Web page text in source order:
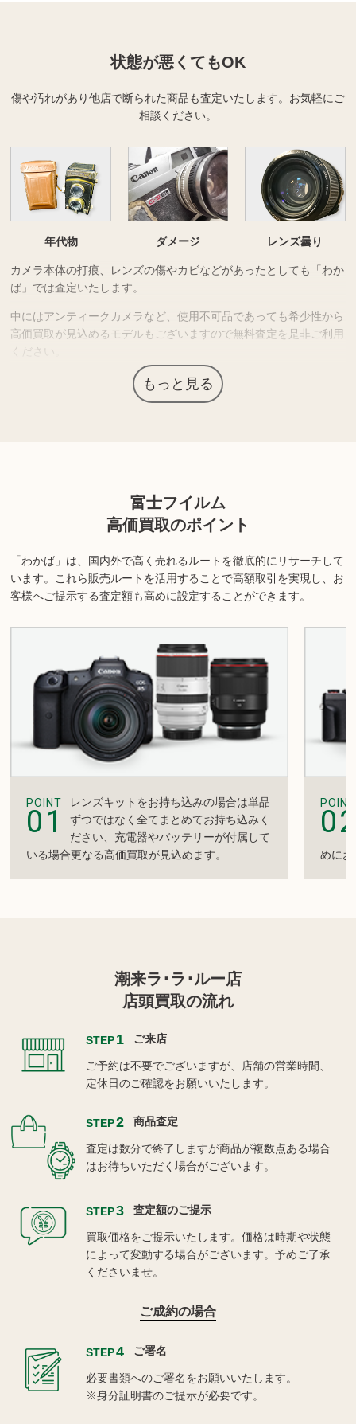
状態が悪くてもOK
傷や汚れがあり他店で断られた商品も査定いたします。 お気軽にご
相談ください。
年代物 ダメージ レンズ曇り
カメラ本体の打痕、レンズの傷やカビなどがあったとしても「わか
ば」では査定いたします。
中にはアンティークカメラなど、使用不可品であっても希少性から
高価買取が見込めるモデルもございますので無料査定を是非ご利用
ください。
スマホの普及により生産終了となったカメラは多数あり、それによ
って価値が上がっているものも少なくありません。
商品の状態や内容によっては、お買取できない場合がございま
す。詳しくは店舗までお問い合わせください。
もっと見る
富士フイルム
高価買取のポイント
「わかば」は、国内外で高く売れるルートを徹底的にリサーチして
います。 これら販売ルートを活用することで高額取引を実現し、お
客様へご提示する査定額も高めに設定することができます。
POINT
01
レンズキットをお持ち込みの場合は単品
ずつではなく全てまとめてお持ち込みく
ださい、充電器やバッテリーが付属して
いる場合更なる高価買取が見込めます。
POINT
めに
潮来ラ･ラ･ルー店
店頭買取の流れ
STEP1 ご来店
ご予約は不要でございますが、店舗の営業時間、
定休日のご確認をお願いいたします。
STEP2 商品査定
査定は数分で終了しますが商品が複数点ある場合
はお待ちいただく場合がございます。
STEP3 査定額のご提示
買取価格をご提示いたします。価格は時期や状態
によって変動する場合がございます。予めご了承
くださいませ。
ご成約の場合
STEP4 ご署名
必要書類へのご署名をお願いいたします。
※身分証明書のご提示が必要です。